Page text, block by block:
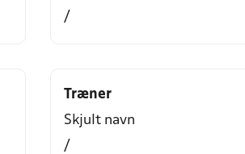
/
Træner
Skjult navn
/